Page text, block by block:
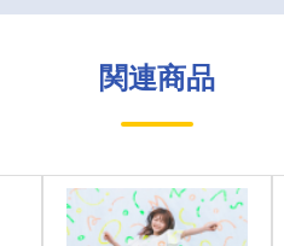
関連商品